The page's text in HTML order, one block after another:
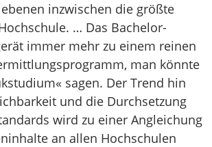
inzwischen die größte
… Das Bachelor-
immer mehr zu einem reinen
man könnte
sagen. Der Trend hin
und die Durchsetzung
wird zu einer Angleichung
an allen Hochschulen